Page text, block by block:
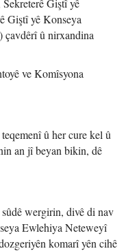
Giştî yê
Giştî yê Konseya
û nirxandina
ve Komîsyona
û her cure kel û
an jî beyan bikin, dê
wergirin, divê di nav
Ewlehiya Neteweyî
komarî yên cihê